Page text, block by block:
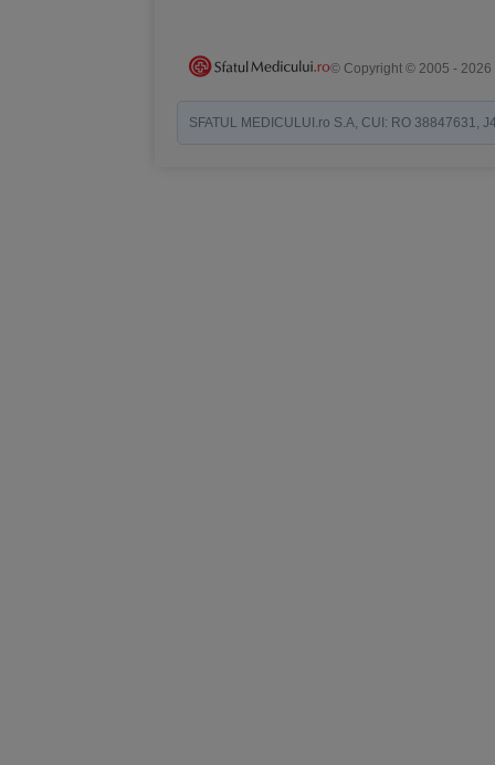
© Copyright © 2005 - 2026
SFATUL MEDICULUI.ro S.A, CUI: RO 38847631,